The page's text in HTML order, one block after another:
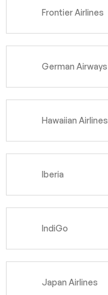
Frontier Airlines
German Airways
Hawaiian Airlines
Iberia
IndiGo
Japan Airlines